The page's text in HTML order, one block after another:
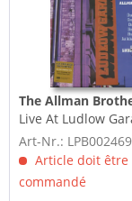
The Allman
Live At Ludlow
(3-LP, 180g Vinyl)
Art-Nr.:
Article doit être
commandé